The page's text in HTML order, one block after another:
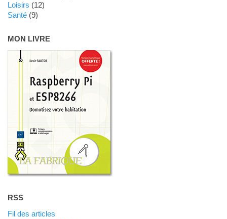
Loisirs (12)
Santé(9)
MON LIVRE
RSS
Fil des articles